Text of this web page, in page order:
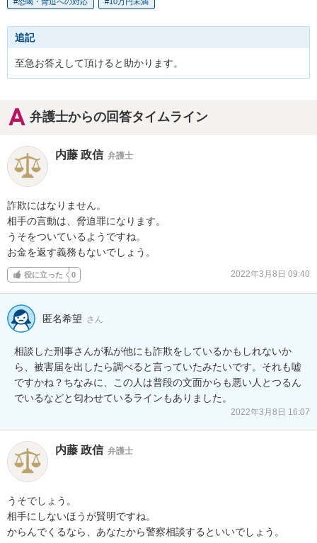
追記
至急お答えして頂けると助かります。
弁護士からの回答タイムライン
内藤 政信 弁護士
詐欺にはなりません。
相手の言動は、脅迫罪になります。
うそをついているようですね。
お金を返す義務もないでしょう。
役に立った 0 2022年3月8日 09:40
匿名希望 さん
相談した刑事さんが私が他にも詐欺をしているかもしれないか
ら、被害届を出したら調べると言っていたみたいです。それも嘘
ですかね？ちなみに、この人は普段の文面からも悪い人とつるん
でいるなどと匂わせているラインもありました。
2022年3月8日 16:07
内藤 政信 弁護士
うそでしょう。
相手にしないほうが賢明ですね。
からんでくるなら、あなたから警察相談するといいでしょう。